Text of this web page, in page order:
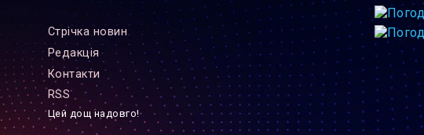
Стрiчка новин
Редакцiя
Контакти
RSS
Цей дощ надовго!